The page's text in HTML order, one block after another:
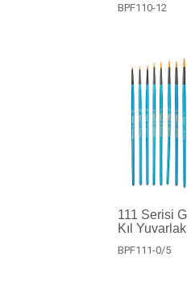
BPF110-12
111 Serisi
Kıl
BPF111-0/5